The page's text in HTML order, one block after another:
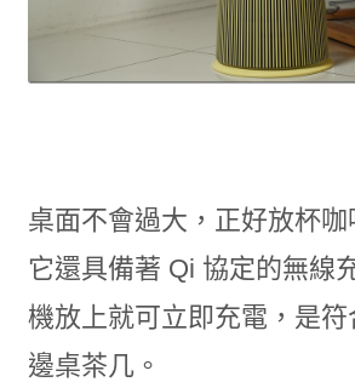
桌面不會過大，正好放杯咖
它還具備著 Qi 協定的無線
機放上就可立即充電，是
邊桌茶几。